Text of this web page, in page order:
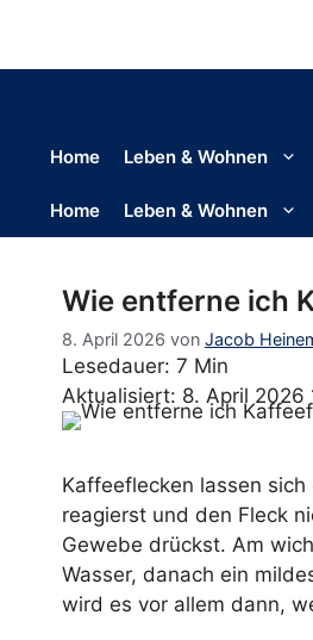
Home Leben & Wohnen
Home Leben & Wohnen
Wie entferne ich
8. April 2026 von Jacob
Lesedauer: 7 Min
Aktualisiert: 8. April 2026
Kaffeeflecken lassen
reagierst und den Fleck
Gewebe drückst. Am
Wasser, danach ein
wird es vor allem dann,